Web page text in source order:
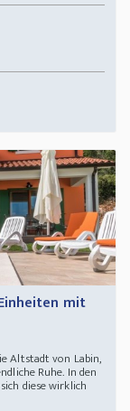
mit
Altstadt von Labin,
Ruhe. In den
diese wirklich